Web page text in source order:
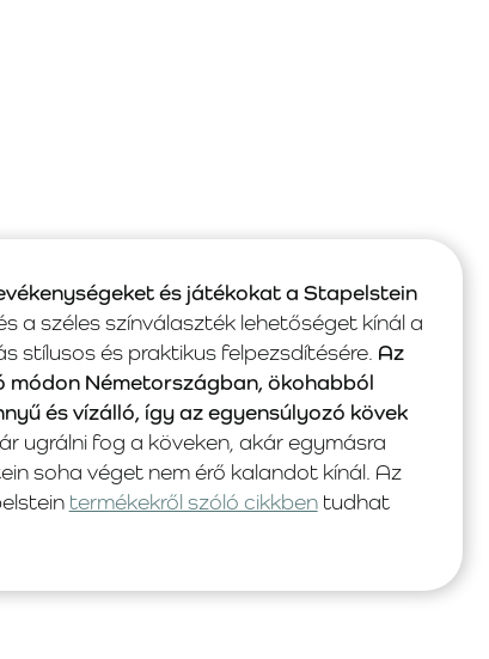
és játékokat a Stapelstein
a széles színválaszték lehetőséget kínál a
stílusos és praktikus felpezsdítésére. Az
Németországban, ökohabból
és vízálló, így az egyensúlyozó kövek
ugrálni fog a köveken, akár egymásra
soha véget nem érő kalandot kínál. Az
termékekről szóló cikkbentudhat